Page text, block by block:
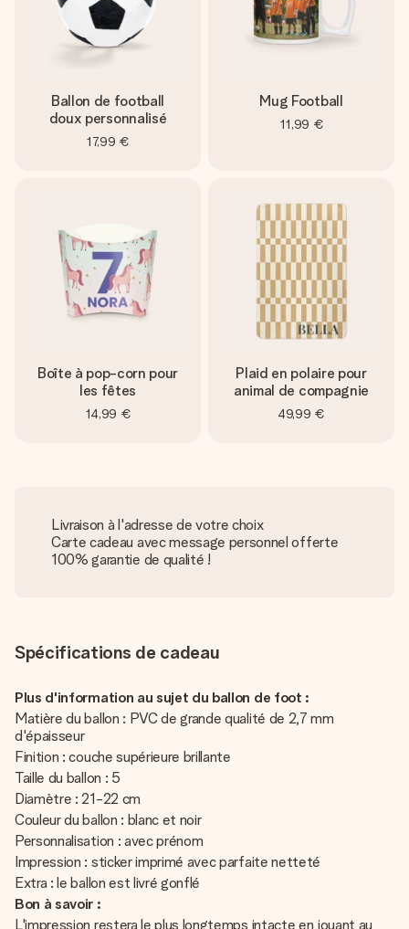
Ballon de football
doux personnalisé
17,99 €
Mug Football
11,99 €
Boîte à pop-corn pour
les fêtes
14,99 €
Plaid en polaire pour
animal de compagnie
49,99 €
Livraison à l'adresse de votre choix
Carte cadeau avec message personnel offerte
100% garantie de qualité !
Spécifications de cadeau
Plus d'information au sujet du ballon de foot :
Matière du ballon : PVC de grande qualité de 2,7 mm
d'épaisseur
Finition : couche supérieure brillante
Taille du ballon : 5
Diamètre : 21-22 cm
Couleur du ballon : blanc et noir
Personnalisation : avec prénom
Impression : sticker imprimé avec parfaite netteté
Extra : le ballon est livré gonflé
Bon à savoir :
L'impression restera le plus longtemps intacte en jouant au